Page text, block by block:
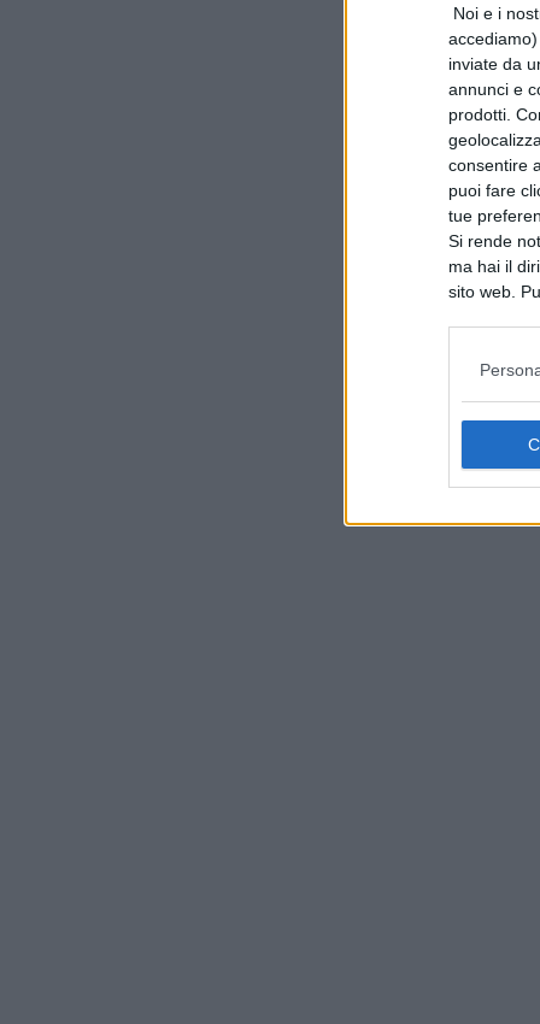
Noi e i
inviate da
annunci e
prodotti.
consentire
puoi fare
tue
Si rende
ma hai il
sito web.